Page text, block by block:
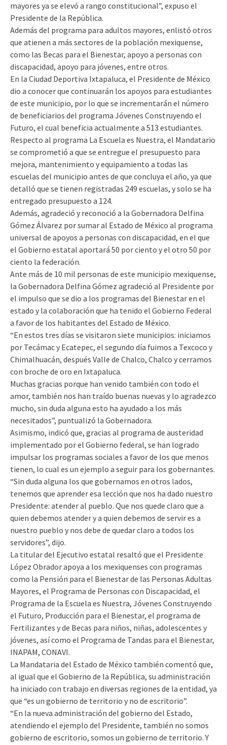
mayores ya se elevó a rango constitucional”, expuso el
Presidente de la República.
Además del programa para adultos mayores, enlistó otros
que atienen a más sectores de la población mexiquense,
como las Becas para el Bienestar, apoyo a personas con
discapacidad, apoyo para jóvenes, entre otros.
En la Ciudad Deportiva Ixtapaluca, el Presidente de México
dio a conocer que continuarán los apoyos para estudiantes
de este municipio, por lo que se incrementarán el número
de beneficiarios del programa Jóvenes Construyendo el
Futuro, el cual beneficia actualmente a 513 estudiantes.
Respecto al programa La Escuela es Nuestra, el Mandatario
se comprometió a que se entregue el presupuesto para
mejora, mantenimiento y equipamiento a todas las
escuelas del municipio antes de que concluya el año, ya que
detalló que se tienen registradas 249 escuelas, y solo se ha
entregado presupuesto a 124.
Además, agradeció y reconoció a la Gobernadora Delfina
Gómez Álvarez por sumar al Estado de México al programa
universal de apoyos a personas con discapacidad, en el que
el Gobierno estatal aportará 50 por ciento y el otro 50 por
ciento la federación.
Ante más de 10 mil personas de este municipio mexiquense,
la Gobernadora Delfina Gómez agradeció al Presidente por
el impulso que se dio a los programas del Bienestar en el
estado y la colaboración que ha tenido el Gobierno Federal
a favor de los habitantes del Estado de México.
“En estos tres días se visitaron siete municipios: iniciamos
por Tecámac y Ecatepec, el segundo día fuimos a Texcoco y
Chimalhuacán, después Valle de Chalco, Chalco y cerramos
con broche de oro en Ixtapaluca.
Muchas gracias porque han venido también con todo el
amor, también nos han traído buenas nuevas y lo agradezco
mucho, sin duda alguna esto ha ayudado a los más
necesitados”, puntualizó la Gobernadora.
Asimismo, indicó que, gracias al programa de austeridad
implementado por el Gobierno federal, se han logrado
impulsar los programas sociales a favor de los que menos
tienen, lo cual es un ejemplo a seguir para los gobernantes.
“Sin duda alguna los que gobernamos en otros lados,
tenemos que aprender esa lección que nos ha dado nuestro
Presidente: atender al pueblo. Que nos quede claro que a
quien debemos atender y a quien debemos de servir es a
nuestro pueblo y nos debe de quedar claro a todos los
servidores”, dijo.
La titular del Ejecutivo estatal resaltó que el Presidente
López Obrador apoya a los mexiquenses con programas
como la Pensión para el Bienestar de las Personas Adultas
Mayores, el Programa de Personas con Discapacidad, el
Programa de la Escuela es Nuestra, Jóvenes Construyendo
el Futuro, Producción para el Bienestar, el programa de
Fertilizantes y de Becas para niños, niñas, adolescentes y
jóvenes, así como el Programa de Tandas para el Bienestar,
INAPAM, CONAVI.
La Mandataria del Estado de México también comentó que,
al igual que el Gobierno de la República, su administración
ha iniciado con trabajo en diversas regiones de la entidad, ya
que “es un gobierno de territorio y no de escritorio”.
“En la nueva administración del gobierno del Estado,
atendiendo el ejemplo del Presidente, también no somos
gobierno de escritorio, somos un gobierno de territorio. Y